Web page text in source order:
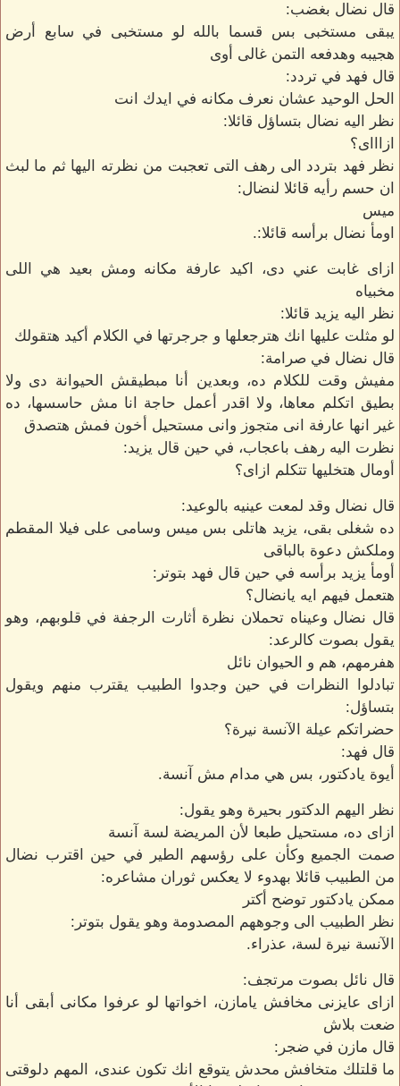
قال نضال بغضب:
يبقى مستخبى بس قسما بالله لو مستخبى في سابع أرض
هجيبه وهدفعه التمن غالى أوى
قال فهد في تردد:
الحل الوحيد عشان نعرف مكانه في ايدك انت
نظر اليه نضال بتساؤل قائلا:
ازاااى؟
نظر فهد بتردد الى رهف التى تعجبت من نظرته اليها ثم ما لبث
ان حسم رأيه قائلا لنضال:
ميس
اومأ نضال برأسه قائلا:.
ازاى غابت عني دى، اكيد عارفة مكانه ومش بعيد هي اللى
مخبياه
نظر اليه يزيد قائلا:
لو مثلت عليها انك هترجعلها و جرجرتها في الكلام أكيد هتقولك
قال نضال في صرامة:
مفيش وقت للكلام ده، وبعدين أنا مبطيقش الحيوانة دى ولا
بطيق اتكلم معاها، ولا اقدر أعمل حاجة انا مش حاسسها، ده
غير انها عارفة انى متجوز وانى مستحيل أخون فمش هتصدق
نظرت اليه رهف باعجاب، في حين قال يزيد:
أومال هتخليها تتكلم ازاى؟
قال نضال وقد لمعت عينيه بالوعيد:
ده شغلى بقى، يزيد هاتلى بس ميس وسامى على فيلا المقطم
وملكش دعوة بالباقى
أومأ يزيد برأسه في حين قال فهد بتوتر:
هتعمل فيهم ايه يانضال؟
قال نضال وعيناه تحملان نظرة أثارت الرجفة في قلوبهم، وهو
يقول بصوت كالرعد:
هفرمهم، هم و الحيوان نائل
تبادلوا النظرات في حين وجدوا الطبيب يقترب منهم ويقول
بتساؤل:
حضراتكم عيلة الآنسة نيرة؟
قال فهد:
أيوة يادكتور، بس هي مدام مش آنسة.
نظر اليهم الدكتور بحيرة وهو يقول:
ازاى ده، مستحيل طبعا لأن المريضة لسة آنسة
صمت الجميع وكأن على رؤسهم الطير في حين اقترب نضال
من الطبيب قائلا بهدوء لا يعكس ثوران مشاعره:
ممكن يادكتور توضح أكتر
نظر الطبيب الى وجوههم المصدومة وهو يقول بتوتر:
الآنسة نيرة لسة، عذراء.
قال نائل بصوت مرتجف:
ازاى عايزنى مخافش يامازن، اخواتها لو عرفوا مكانى أبقى أنا
ضعت بلاش
قال مازن في ضجر:
ما قلتلك متخافش محدش يتوقع انك تكون عندى، المهم دلوقتى